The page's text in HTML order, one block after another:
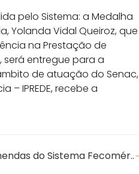
pelo Sistema: a Medalha
Yolanda Vidal Queiroz, que
na Prestação de
será entregue para a
de atuação do Senac,
– IPREDE, recebe a
do Sistema Fecomér..